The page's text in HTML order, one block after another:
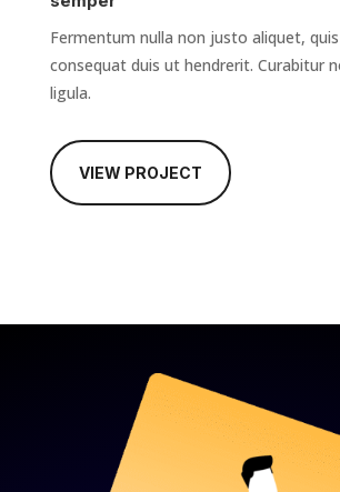
Fermentum nulla non justo aliquet,
consequat duis ut hendrerit. Curabitur
ligula.
VIEW PROJECT